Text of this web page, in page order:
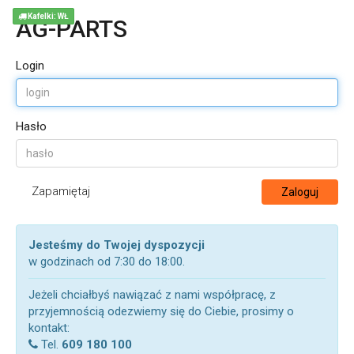
AG-PARTS
Login
Hasło
Zapamiętaj Zaloguj
Jesteśmy do Twojej dyspozycji
w godzinach od 7:30 do 18:00.
Jeżeli chciałbyś nawiązać z nami współpracę, z
przyjemnością odezwiemy się do Ciebie, prosimy o
kontakt:
Tel. 609 180 100
Kafelki: WŁ